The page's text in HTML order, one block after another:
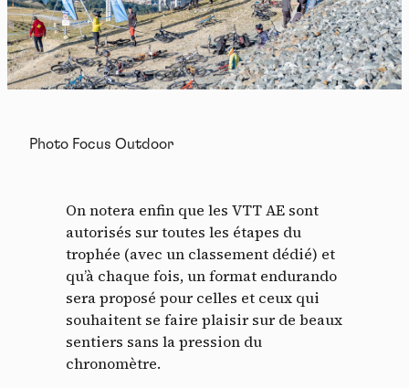
Photo Focus Outdoor
On notera enfin que les VTT AE sont
autorisés sur toutes les étapes du
trophée (avec un classement dédié) et
qu’à chaque fois, un format endurando
sera proposé pour celles et ceux qui
souhaitent se faire plaisir sur de beaux
sentiers sans la pression du
chronomètre.